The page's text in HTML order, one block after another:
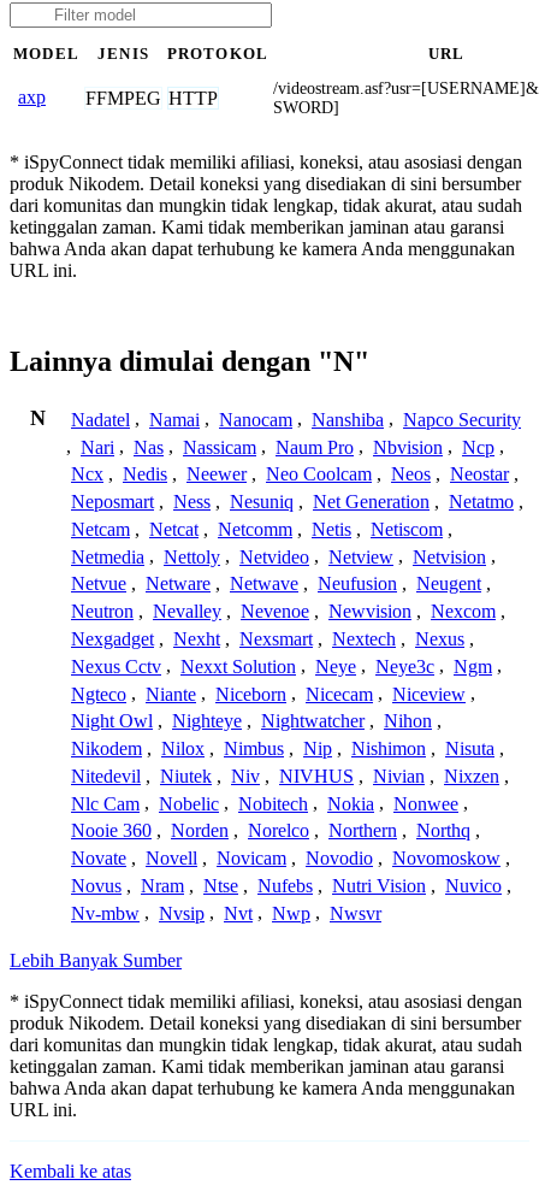
MODEL JENIS PROTOKOL URL
axp FFMPEG HTTP
/
SWORD]
* iSpyConnect tidak memiliki afiliasi, koneksi, atau asosiasi dengan
produk Nikodem. Detail koneksi yang disediakan di sini bersumber
dari komunitas dan mungkin tidak lengkap, tidak akurat, atau sudah
ketinggalan zaman. Kami tidak memberikan jaminan atau garansi
bahwa Anda akan dapat terhubung ke kamera Anda menggunakan
URL ini.
Lainnya dimulai dengan "N"
N Nadatel , Namai , Nanocam , Nanshiba , Napco Security
, Nari , Nas , Nassicam , Naum Pro , Nbvision , Ncp ,
Ncx , Nedis , Neewer , Neo Coolcam , Neos , Neostar ,
Neposmart , Ness , Nesuniq , Net Generation , Netatmo ,
Netcam , Netcat , Netcomm , Netis , Netiscom ,
Netmedia , Nettoly , Netvideo , Netview , Netvision ,
Netvue , Netware , Netwave , Neufusion , Neugent ,
Neutron , Nevalley , Nevenoe , Newvision , Nexcom ,
Nexgadget , Nexht , Nexsmart , Nextech , Nexus ,
Nexus Cctv , Nexxt Solution , Neye , Neye3c , Ngm ,
Ngteco , Niante , Niceborn , Nicecam , Niceview ,
Night Owl , Nighteye , Nightwatcher , Nihon ,
Nikodem , Nilox , Nimbus , Nip , Nishimon , Nisuta ,
Nitedevil , Niutek , Niv , NIVHUS , Nivian , Nixzen ,
Nlc Cam , Nobelic , Nobitech , Nokia , Nonwee ,
Nooie 360 , Norden , Norelco , Northern , Northq ,
Novate , Novell , Novicam , Novodio , Novomoskow ,
Novus , Nram , Ntse , Nufebs , Nutri Vision , Nuvico ,
Nv-mbw , Nvsip , Nvt , Nwp , Nwsvr
Lebih Banyak Sumber
* iSpyConnect tidak memiliki afiliasi, koneksi, atau asosiasi dengan
produk Nikodem. Detail koneksi yang disediakan di sini bersumber
dari komunitas dan mungkin tidak lengkap, tidak akurat, atau sudah
ketinggalan zaman. Kami tidak memberikan jaminan atau garansi
bahwa Anda akan dapat terhubung ke kamera Anda menggunakan
URL ini.
Kembali ke atas